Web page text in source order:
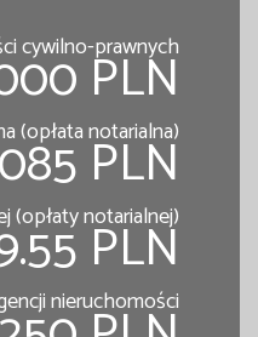
cywilno-prawnych
PLN
(opłata notarialna)
PLN
(opłaty notarialnej)
PLN
nieruchomości